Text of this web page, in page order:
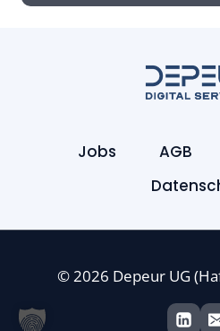
Jobs AGB
© 2026 Depeur UG